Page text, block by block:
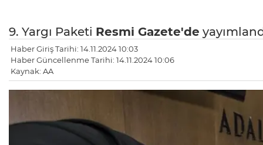
9. Yargı Paketi Resmi Gazete'de
Haber Giriş Tarihi: 14.11.2024 10:03
Haber Güncellenme Tarihi: 14.11.2024 10:06
Kaynak: AA